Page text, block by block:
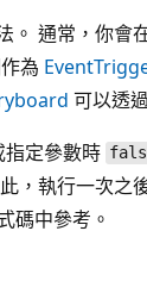
。 通常，你會
為
可以透
指定參數時
，執行一次之
碼中參考。